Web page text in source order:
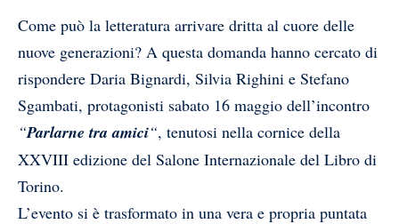
Come può la letteratura arrivare dritta al cuore delle
nuove generazioni? A questa domanda hanno cercato di
rispondere Daria Bignardi, Silvia Righini e Stefano
Sgambati, protagonisti sabato 16 maggio dell’incontro
“Parlarne tra amici“, tenutosi nella cornice della
XXVIII edizione del Salone Internazionale del Libro di
Torino.
L’evento si è trasformato in una vera e propria puntata